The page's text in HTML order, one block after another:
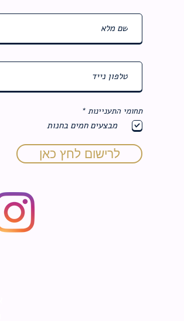
תחומי התעניינות *
ב
מבצעים חמים בחנות
לרישום לחץ כאן